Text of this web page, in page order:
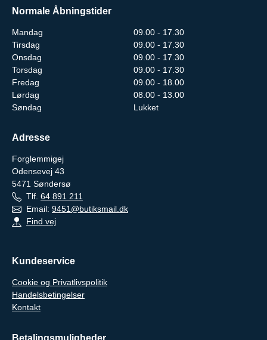
Normale Åbningstider
Mandag
09.00 - 17.30
Tirsdag
09.00 - 17.30
Onsdag
09.00 - 17.30
Torsdag
09.00 - 17.30
Fredag
09.00 - 18.00
Lørdag
08.00 - 13.00
Søndag
Lukket
Adresse
Forglemmigej
Odensevej 43
5471 Søndersø
Tlf. 64 891 211
Email: 9451@butiksmail.dk
Find vej
Kundeservice
Cookie og Privatlivspolitik
Handelsbetingelser
Kontakt